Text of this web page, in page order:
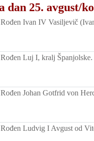
dan 25. avgust/
Rođen Ivan IV Vasiljevič
Rođen Luj I, kralj Španjolske.
Rođen Johan Gotfrid von
Rođen Ludvig I Avgust od